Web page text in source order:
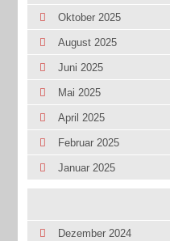
Oktober 2025
August 2025
Juni 2025
Mai 2025
April 2025
Februar 2025
Januar 2025
Dezember 2024